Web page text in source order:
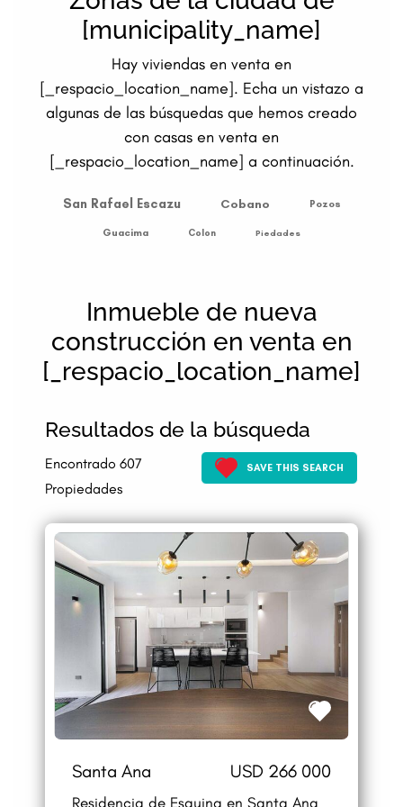
[municipality_name]
Hay viviendas en venta en
[_respacio_location_name]. Echa un vistazo a
algunas de las búsquedas que hemos creado
con casas en venta en
[_respacio_location_name] a continuación.
San Rafael Escazu Cobano Pozos
Guacima Colon Piedades
Inmueble de nueva
construcción en venta en
[_respacio_location_name]
Resultados de la búsqueda
Encontrado 607
Propiedades
Santa Ana USD 266 000
Residencia de Esquina en Santa Ana